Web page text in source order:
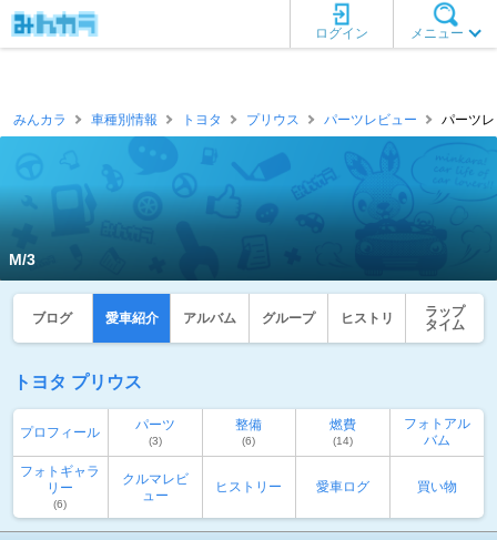
メニュー
ログイン
みんカラ 車種別情報 トヨタ プリウス パーツレビュー パーツ
M/3
ブログ 愛車紹介 アルバム グループ ヒストリ
ラップ
タイム
トヨタ プリウス
プロフィール パーツ
(3)
整備
(6)
燃費
(14)
フォトアル
バム
フォトギャラ
リー
(6)
クルマレビ
ュー
ヒストリー 愛車ログ 買い物